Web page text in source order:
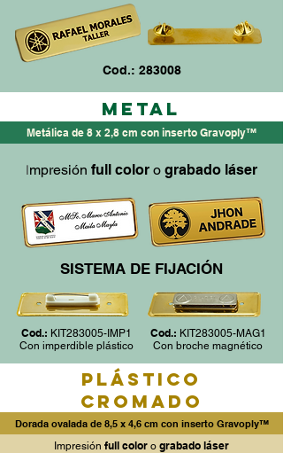
Cod.: 283008
METAL
Metálica de 8 x 2,8 cm con inserto Gravoply™
Impresión full color o grabado láser
SISTEMA DE FIJACIÓN
Cod.: KIT283005-IMP1
Con imperdible plástico
Cod.: KIT283005-MAG1
Con broche magnético
PLÁSTICO
CROMADO
Dorada ovalada de 8,5 x 4,6 cm con inserto Gravoply™
Impresión full color o grabado láser